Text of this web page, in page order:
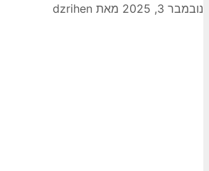
נובמבר 3, 2025 מאת dzrihen